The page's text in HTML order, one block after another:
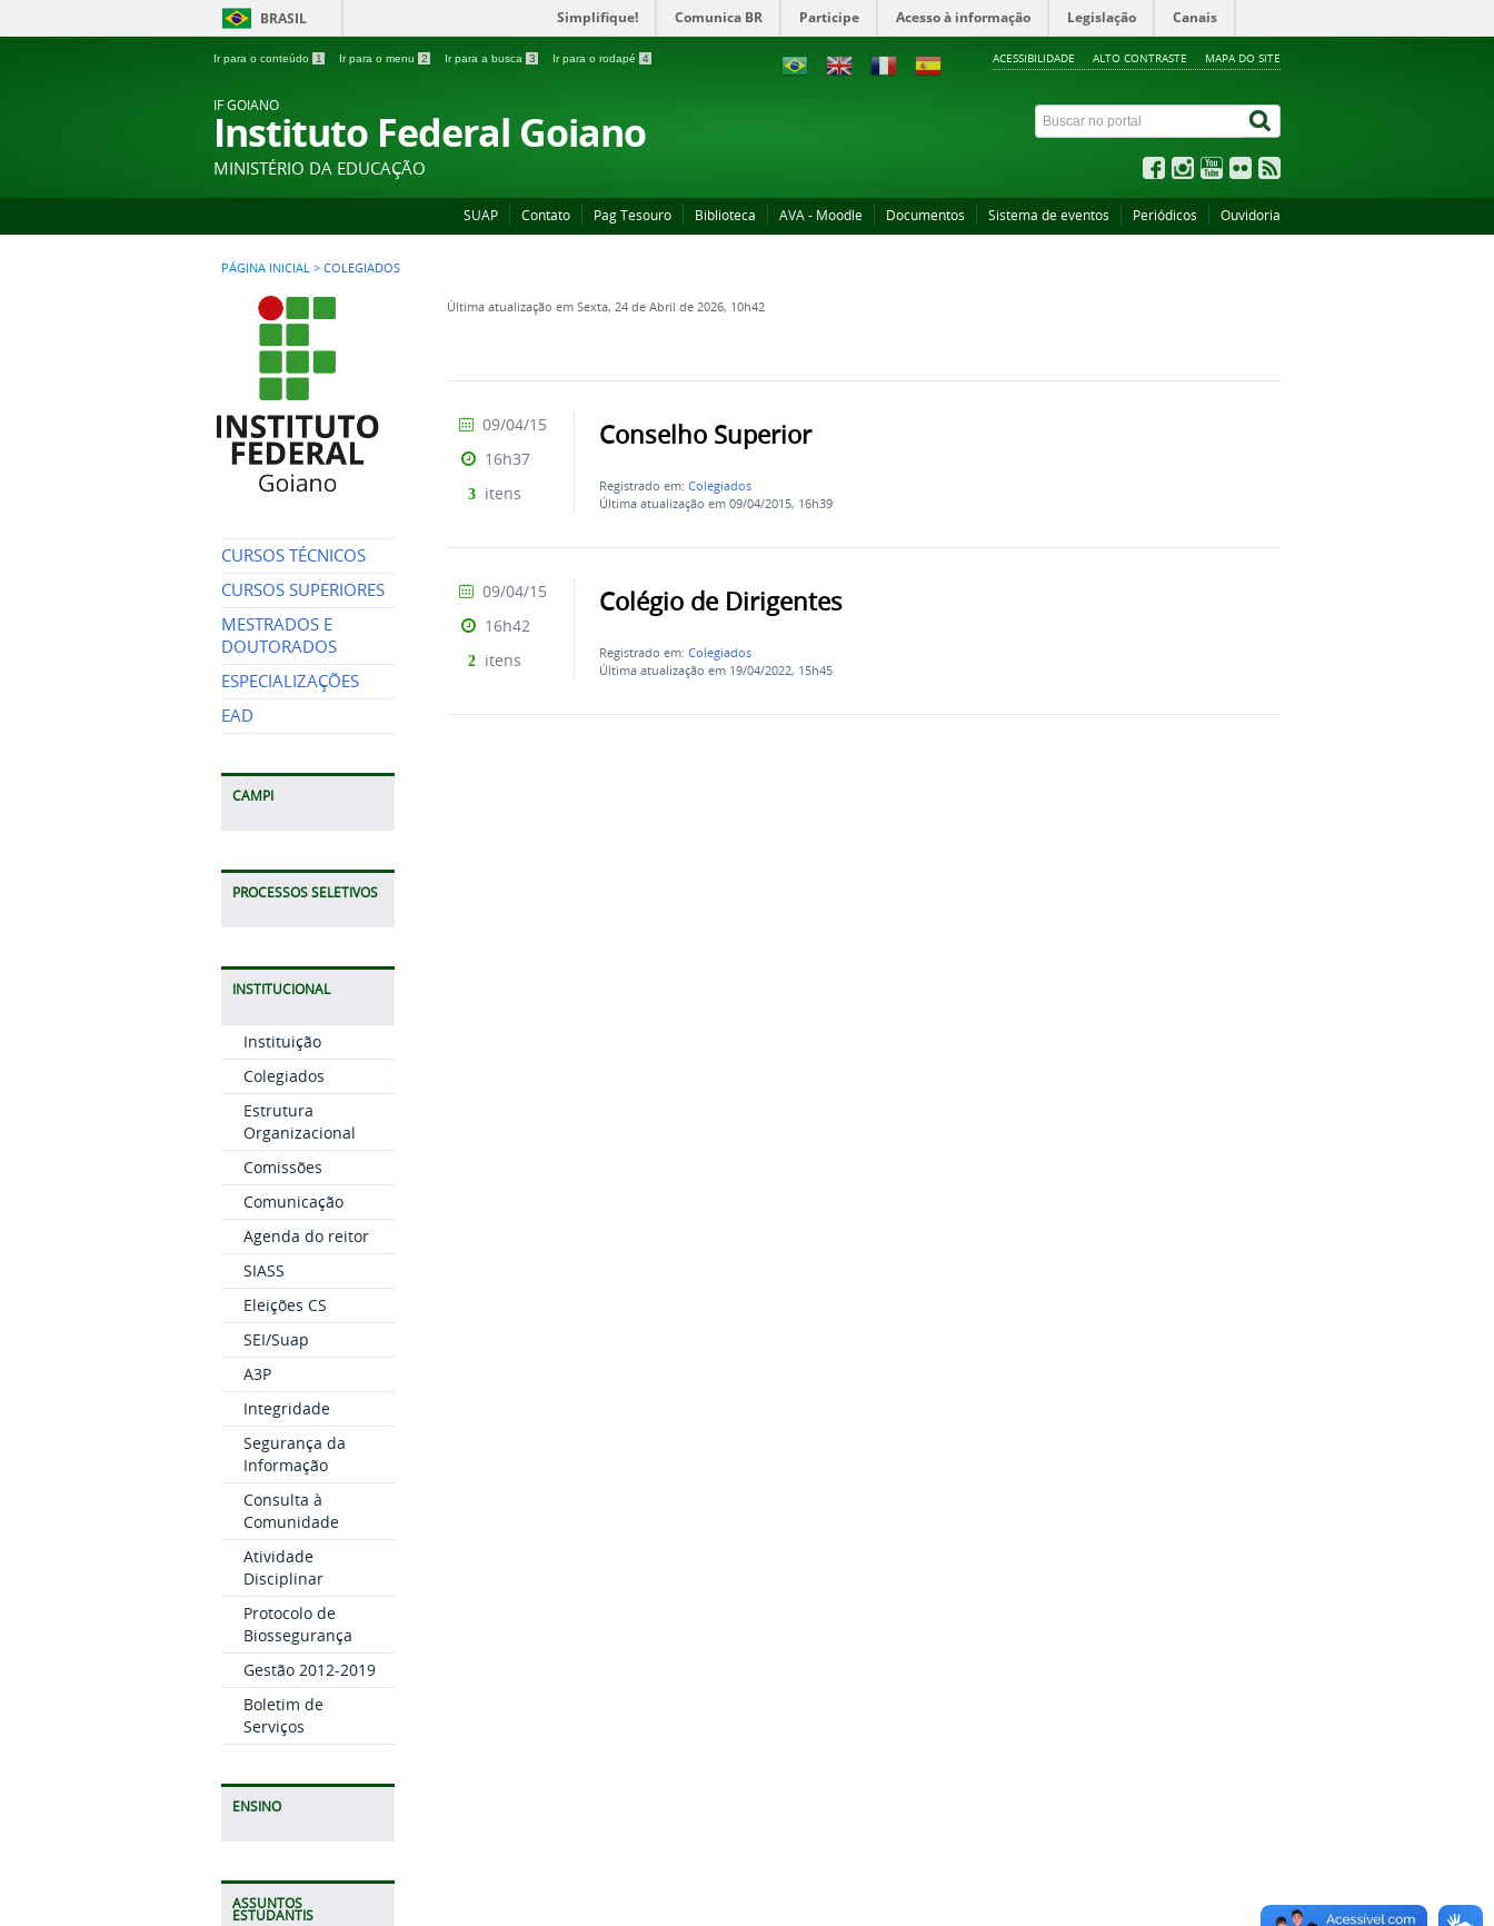
BRASIL Simplifique! Comunica BR Participe Acesso à informação Legislação Canais
Ir para o conteúdo 1 Ir para o menu 2 Ir para a busca 3 Ir para o rodapé 4 ACESSIBILIDADE ALTO CONTRASTE MAPA DO SITE
IF GOIANO
Instituto Federal Goiano
MINISTÉRIO DA EDUCAÇÃO
SUAP Contato Pag Tesouro Biblioteca AVA - Moodle Documentos Sistema de eventos Periódicos Ouvidoria
PÁGINA INICIAL > COLEGIADOS
CURSOS TÉCNICOS
CURSOS SUPERIORES
MESTRADOS E
DOUTORADOS
ESPECIALIZAÇÕES
EAD
CAMPI
PROCESSOS SELETIVOS
INSTITUCIONAL
Instituição
Colegiados
Estrutura
Organizacional
Comissões
Comunicação
Agenda do reitor
SIASS
Eleições CS
SEI/Suap
A3P
Integridade
Segurança da
Informação
Consulta à
Comunidade
Atividade
Disciplinar
Protocolo de
Biossegurança
Gestão 2012-2019
Boletim de
Serviços
ENSINO
ASSUNTOS
ESTUDANTIS
Última atualização em Sexta, 24 de Abril de 2026, 10h42
Conselho Superior
Registrado em:Colegiados
Última atualização em 09/04/2015, 16h39
09/04/15
16h37
3 itens
Colégio de Dirigentes
Registrado em:Colegiados
Última atualização em 19/04/2022, 15h45
09/04/15
16h42
2 itens